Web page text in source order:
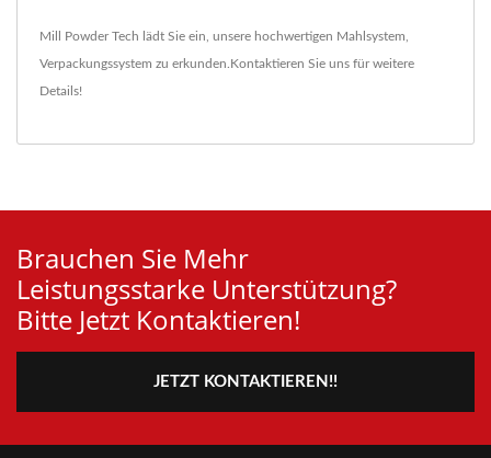
Mill Powder Tech lädt Sie ein, unsere hochwertigen Mahlsystem
Verpackungssystem zu erkunden. Kontaktieren Sie uns für weitere
Details!
Brauchen Sie Mehr
Leistungsstarke Unterstützung?
Bitte Jetzt Kontaktieren!
JETZT KONTAKTIEREN!!